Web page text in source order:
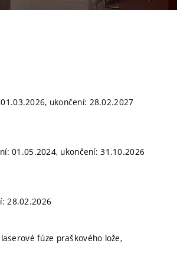
ukončení: 28.02.2027
01.05.2024, ukončení: 31.10.2026
28.02.2026
fúze praškového lože,